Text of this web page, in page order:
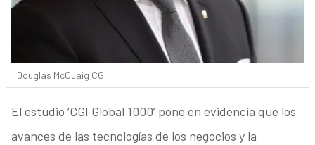
Douglas McCuaig CGI
El estudio ‘CGI Global 1000’ pone en evidencia que los
avances de las tecnologías de los negocios y la